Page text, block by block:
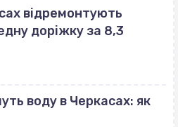
відремонтують
доріжку за 8,3
воду в Черкасах: як